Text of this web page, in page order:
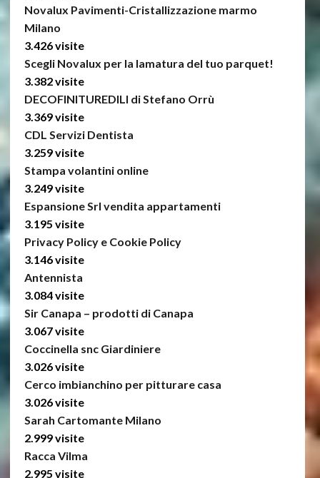
Novalux Pavimenti-Cristallizzazione marmo
Milano
3.426 visite
Scegli Novalux per la lamatura del tuo parquet!
3.382 visite
DECOFINITUREDILI di Stefano Orrù
3.369 visite
CDL Servizi Dentista
3.259 visite
Stampa volantini online
3.249 visite
Espansione Srl vendita appartamenti
3.195 visite
Privacy Policy e Cookie Policy
3.146 visite
Antennista
3.084 visite
Sir Canapa – prodotti di Canapa
3.067 visite
Coccinella snc Giardiniere
3.026 visite
Cerco imbianchino per pitturare casa
3.026 visite
Sarah Cartomante Milano
2.999 visite
Racca Vilma
2.995 visite